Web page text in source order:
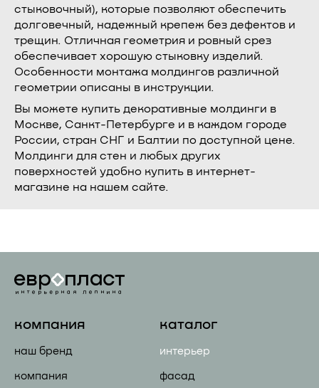
стыковочный), которые позволяют обеспечить
долговечный, надежный крепеж без дефектов и
трещин. Отличная геометрия и ровный срез
обеспечивает хорошую стыковку изделий.
Особенности монтажа молдингов различной
геометрии описаны в инструкции.
Вы можете купить декоративные молдинги в
Москве, Санкт-Петербурге и в каждом городе
России, стран СНГ и Балтии по доступной цене.
Молдинги для стен и любых других
поверхностей удобно купить в интернет-
магазине на нашем сайте.
компания
наш бренд
компания
каталог
интерьер
фасад